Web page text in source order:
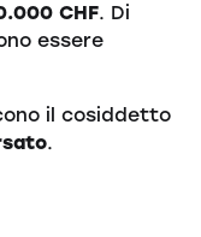
CHF. Di
essere
il cosiddetto
.